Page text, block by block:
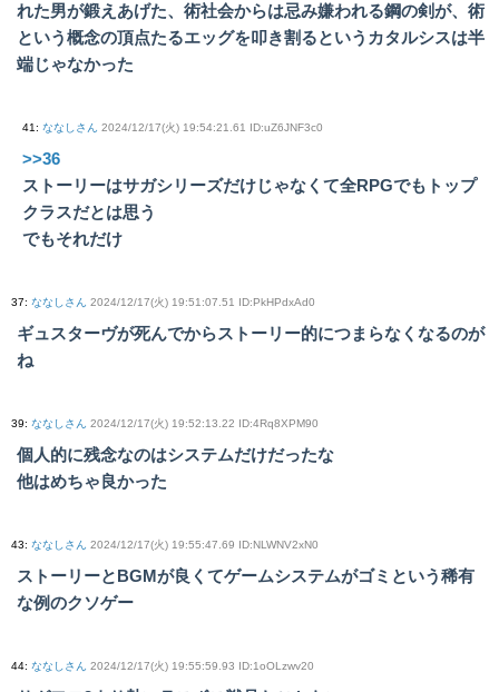
れた男が鍛えあげた、術社会からは忌み嫌われる鋼の剣が、術
という概念の頂点たるエッグを叩き割るというカタルシスは半
端じゃなかった
41: ななしさん 2024/12/17(火) 19:54:21.61 ID:uZ6JNF3c0
>>36
ストーリーはサガシリーズだけじゃなくて全RPGでもトップ
クラスだとは思う
でもそれだけ
37: ななしさん 2024/12/17(火) 19:51:07.51 ID:PkHPdxAd0
ギュスターヴが死んでからストーリー的につまらなくなるのが
ね
39: ななしさん 2024/12/17(火) 19:52:13.22 ID:4Rq8XPM90
個人的に残念なのはシステムだけだったな
他はめちゃ良かった
43: ななしさん 2024/12/17(火) 19:55:47.69 ID:NLWNV2xN0
ストーリーとBGMが良くてゲームシステムがゴミという稀有
な例のクソゲー
44: ななしさん 2024/12/17(火) 19:55:59.93 ID:1oOLzwv20